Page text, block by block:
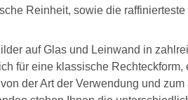
Reinheit, sowie die
auf Glas und Leinwand in
für eine klassische
der Art der Verwendung und